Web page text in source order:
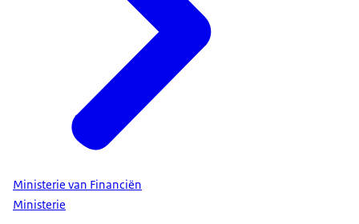
Ministerie van Financiën
Ministerie